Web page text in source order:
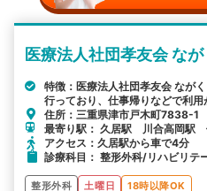
医療法人社団孝友会 な
特徴：医療法人社団孝友会 なが
行っており、仕事帰りなどで利用
住所：三重県津市戸木町7838-1
最寄り駅： 久居駅 川合高岡駅
アクセス：久居駅から車で4分
診療科目： 整形外科/リハビリテ
整形外科 土曜日 18時以降OK